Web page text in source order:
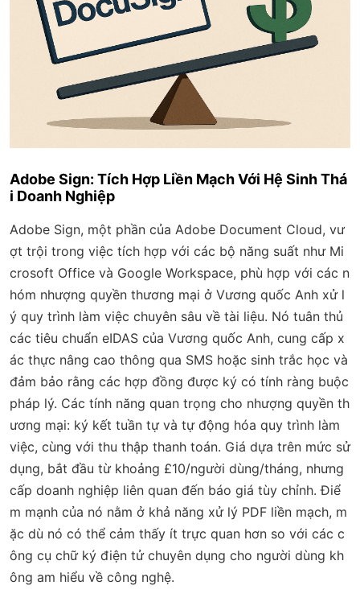
Adobe Sign: Tích Hợp Liền Mạch Với Hệ Sinh Thá
i Doanh Nghiệp
Adobe Sign, một phần của Adobe Document Cloud, vư
ợt trội trong việc tích hợp với các bộ năng suất như Mi
crosoft Office và Google Workspace, phù hợp với các n
hóm nhượng quyền thương mại ở Vương quốc Anh xử l
ý quy trình làm việc chuyên sâu về tài liệu. Nó tuân thủ
các tiêu chuẩn eIDAS của Vương quốc Anh, cung cấp x
ác thực nâng cao thông qua SMS hoặc sinh trắc học và
đảm bảo rằng các hợp đồng được ký có tính ràng buộc
pháp lý. Các tính năng quan trọng cho nhượng quyền th
ương mại: ký kết tuần tự và tự động hóa quy trình làm
việc, cùng với thu thập thanh toán. Giá dựa trên mức sử
dụng, bắt đầu từ khoảng £10/người dùng/tháng, nhưng
cấp doanh nghiệp liên quan đến báo giá tùy chỉnh. Điể
m mạnh của nó nằm ở khả năng xử lý PDF liền mạch, m
ặc dù nó có thể cảm thấy ít trực quan hơn so với các c
ông cụ chữ ký điện tử chuyên dụng cho người dùng kh
ông am hiểu về công nghệ.